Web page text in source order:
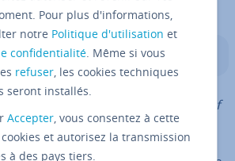
plusieurs disques durs de
système
Redundant Array of
), dif­fé­rentes solutions s’offrent à
5 cor­res­pon­dent à l’un des
Pour plus d'informations,
notre Politique d'utilisation et
confidentialité. Même si vous
refuser, les cookies techniques
seront installés.
Accepter, vous consentez à cette
et autorisez la transmission
à des pays tiers.